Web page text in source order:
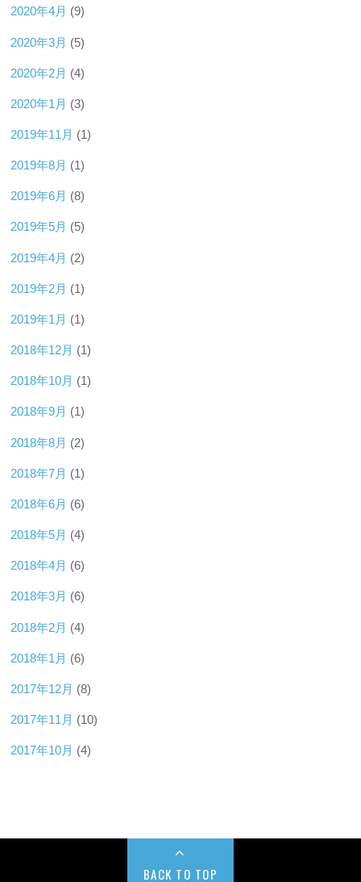
2020年4月 (9)
2020年3月 (5)
2020年2月 (4)
2020年1月 (3)
2019年11月 (1)
2019年8月 (1)
2019年6月 (8)
2019年5月 (5)
2019年4月 (2)
2019年2月 (1)
2019年1月 (1)
2018年12月 (1)
2018年10月 (1)
2018年9月 (1)
2018年8月 (2)
2018年7月 (1)
2018年6月 (6)
2018年5月 (4)
2018年4月 (6)
2018年3月 (6)
2018年2月 (4)
2018年1月 (6)
2017年12月 (8)
2017年11月 (10)
2017年10月 (4)
BACK TO TOP